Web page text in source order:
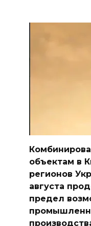
объектам в
регионов
августа
предел